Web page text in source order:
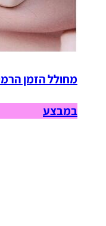
מחולל הזמן
במבצע